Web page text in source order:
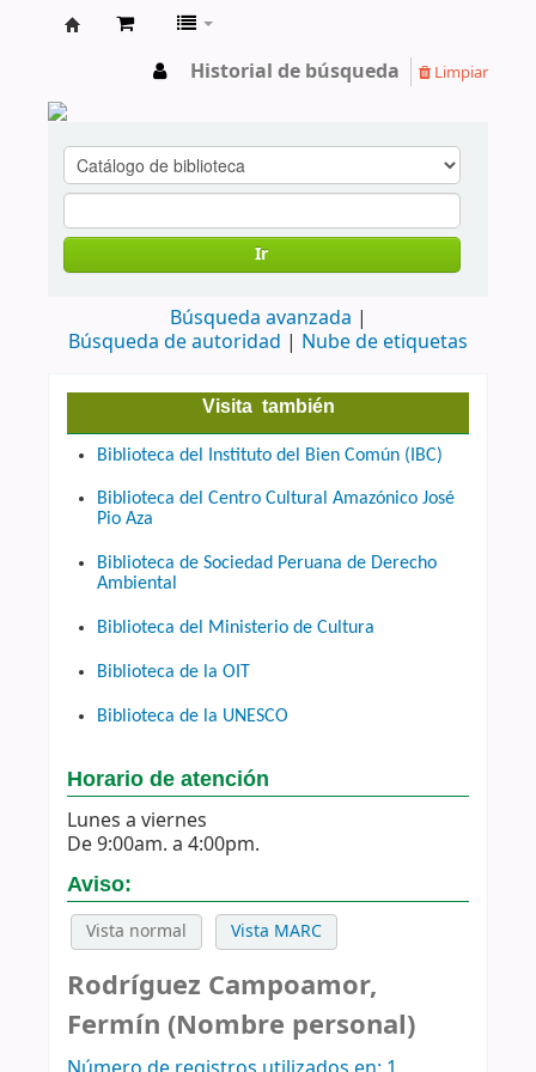
Historial de búsqueda Limpiar
Ir
Búsqueda avanzada
Búsqueda de autoridad
Nube de etiquetas
Visita también
Biblioteca del Instituto del Bien Común (IBC)
Biblioteca del Centro Cultural Amazónico José
Pio Aza
Biblioteca de Sociedad Peruana de Derecho
Ambiental
Biblioteca del Ministerio de Cultura
Biblioteca de la OIT
Biblioteca de la UNESCO
Horario de atención
Lunes a viernes
De 9:00am. a 4:00pm.
Aviso:
Vista normal Vista MARC
Rodríguez Campoamor,
Fermín (Nombre personal)